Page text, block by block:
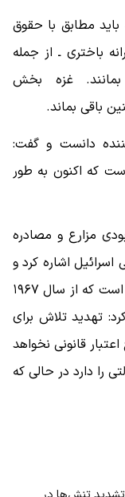
باید مطابق با حقوق
باختری ـ از جمله
غزه بخش
باقی بماند.
دانست و گفت:
که اکنون به طور
مزارع و مصادره
اشاره کرد و
گفت: آوارگی مداوم فلسطینی‌ها در سطحی است که از سال ۱۹۶۷
تهدید تلاش برای
قانونی نخواهد
را دارد در حالی که